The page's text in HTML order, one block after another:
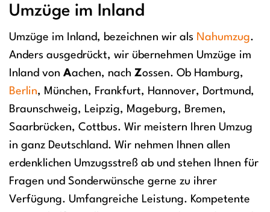
Umzüge im Inland
Umzüge im Inland, bezeichnen wir als Nahumzug.
Anders ausgedrückt, wir übernehmen Umzüge im
Inland von Aachen, nach Zossen. Ob Hamburg,
Berlin, München, Frankfurt, Hannover, Dortmund,
Braunschweig, Leipzig, Mageburg, Bremen,
Saarbrücken, Cottbus. Wir meistern Ihren Umzug
in ganz Deutschland. Wir nehmen Ihnen allen
erdenklichen Umzugsstreß ab und stehen Ihnen für
Fragen und Sonderwünsche gerne zu ihrer
Verfügung. Umfangreiche Leistung. Kompetente